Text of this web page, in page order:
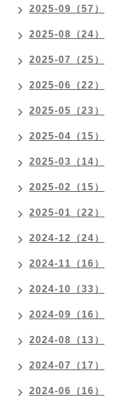
2025-09（57）
2025-08（24）
2025-07（25）
2025-06（22）
2025-05（23）
2025-04（15）
2025-03（14）
2025-02（15）
2025-01（22）
2024-12（24）
2024-11（16）
2024-10（33）
2024-09（16）
2024-08（13）
2024-07（17）
2024-06（16）